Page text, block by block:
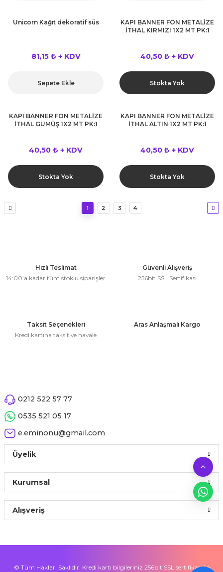
Unicorn Kağıt dekoratif süs
81,15 ₺ + KDV
Sepete Ekle
KAPI BANNER FON METALİZE
İTHAL KIRMIZI 1X2 MT PK:1
40,50 ₺ + KDV
Stokta Yok
KAPI BANNER FON METALİZE
İTHAL GÜMÜŞ 1X2 MT PK:1
40,50 ₺ + KDV
Stokta Yok
KAPI BANNER FON METALİZE
İTHAL ALTIN 1X2 MT PK:1
40,50 ₺ + KDV
Stokta Yok
1 2 3 4
Hızlı Teslimat
14:00’a kadar tüm stoklu siparişler
Güvenli Alışveriş
256bit SSL Sertifikası
Taksit Seçenekleri
Kredi kartına taksit ve havale
Aras Anlaşmalı Kargo
0212 522 57 77
0535 521 05 17
e.eminonu@gmail.com
Üyelik
Kurumsal
Alışveriş
© Tüm Hakları Saklıdır. Kredi kartı bilgileriniz 256bit SSL sertifikası ile